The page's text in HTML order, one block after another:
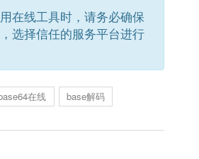
在线工具时，请务必确保
选择信任的服务平台进行
在线 base解码